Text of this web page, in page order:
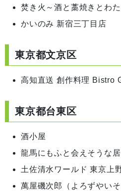
焚き火～酒と藁焼きとわた
かいのみ 新宿三丁目店
東京都文京区
高知直送 創作料理 Bistro
東京都台東区
酒小屋
龍馬にもふと会えそうな
土佐清水ワールド 東京上
萬屋磯次郎（よろずやいそ